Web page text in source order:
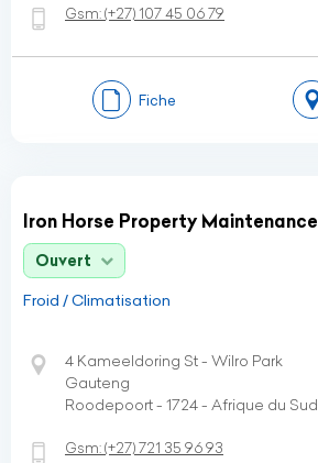
Gsm:(+27) 107 45 06 79
Fiche
Iron Horse Property Maintenance
Ouvert
Froid / Climatisation
4 Kameeldoring St - Wilro Park
Gauteng
Roodepoort - 1724 - Afrique du Sud
Gsm:(+27)721 35 96 93